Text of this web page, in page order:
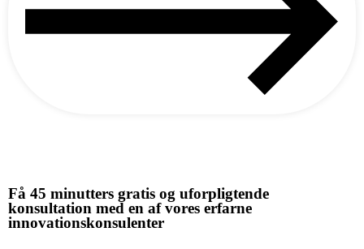
Få 45 minutters gratis og uforpligtende
konsultation med en af vores erfarne
innovationskonsulenter